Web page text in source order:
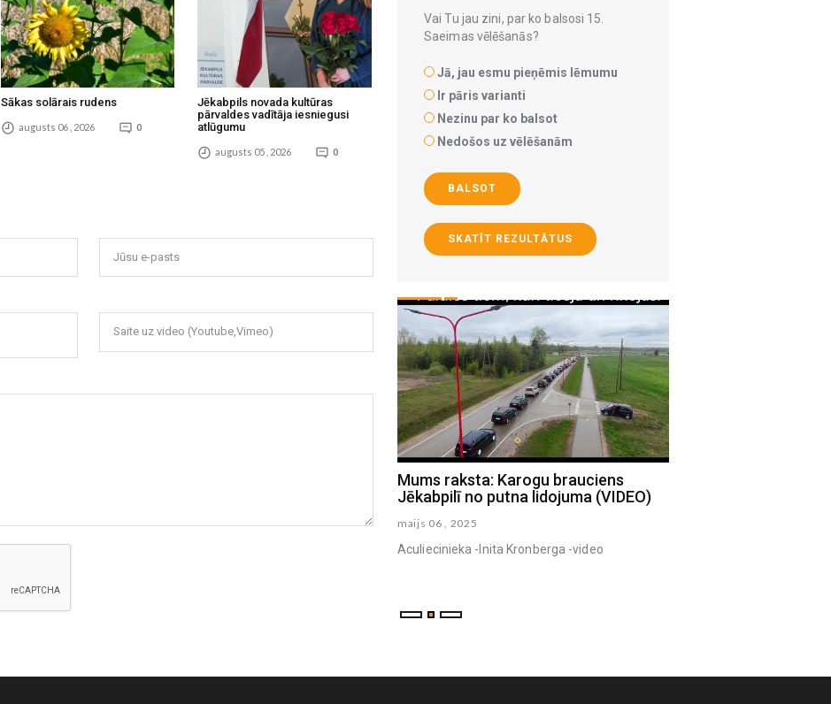
Sākas solārais rudens
augusts 06 , 2026 0
Jēkabpils novada kultūras
pārvaldes vadītāja iesniegusi
atlūgumu
augusts 05 , 2026 0
Jūsu e-pasts
Saite uz video (Youtube,Vimeo)
Vai Tu jau zini, par ko balsosi 15.
Saeimas vēlēšanās?
Jā, jau esmu pieņēmis lēmumu
Ir pāris varianti
Nezinu par ko balsot
Nedošos uz vēlēšanām
BALSOT
SKATĪT REZULTĀTUS
Mums raksta: Karogu brauciens
Jēkabpilī no putna lidojuma (VIDEO)
maijs 06 , 2025
Aculiecinieka -Inita Kronberga -video